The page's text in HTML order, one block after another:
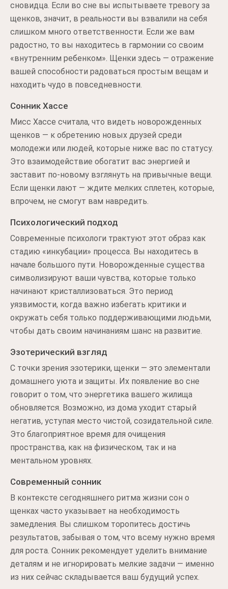
сновидца. Если во сне вы испытываете тревогу за
щенков, значит, в реальности вы взвалили на себя
слишком много ответственности. Если же вам
радостно, то вы находитесь в гармонии со своим
«внутренним ребенком». Щенки здесь — отражение
вашей способности радоваться простым вещам и
находить чудо в повседневности.
Сонник Хассе
Мисс Хассе считала, что видеть новорожденных
щенков — к обретению новых друзей среди
молодежи или людей, которые ниже вас по статусу.
Это взаимодействие обогатит вас энергией и
заставит по-новому взглянуть на привычные вещи.
Если щенки лают — ждите мелких сплетен, которые,
впрочем, не смогут вам навредить.
Психологический подход
Современные психологи трактуют этот образ как
стадию «инкубации» процесса. Вы находитесь в
начале большого пути. Новорожденные существа
символизируют ваши чувства, которые только
начинают кристаллизоваться. Это период
уязвимости, когда важно избегать критики и
окружать себя только поддерживающими людьми,
чтобы дать своим начинаниям шанс на развитие.
Эзотерический взгляд
С точки зрения эзотерики, щенки — это элементали
домашнего уюта и защиты. Их появление во сне
говорит о том, что энергетика вашего жилища
обновляется. Возможно, из дома уходит старый
негатив, уступая место чистой, созидательной силе.
Это благоприятное время для очищения
пространства, как на физическом, так и на
ментальном уровнях.
Современный сонник
В контексте сегодняшнего ритма жизни сон о
щенках часто указывает на необходимость
замедления. Вы слишком торопитесь достичь
результатов, забывая о том, что всему нужно время
для роста. Сонник рекомендует уделить внимание
деталям и не игнорировать мелкие задачи — именно
из них сейчас складывается ваш будущий успех.